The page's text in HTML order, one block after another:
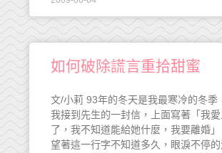
如何破除謊言重拾甜蜜
文/小莉 93年的冬天是我最寒冷的冬季
我接到先生的一封信，上面寫著「我愛
了，我不知道能給她什麼，我要離婚
望著這一行字不知道多久，眼淚不停的